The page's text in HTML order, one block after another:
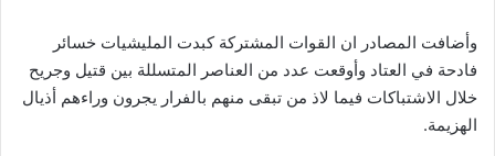
وأضافت المصادر ان القوات المشتركة كبدت المليشيات خسائر
فادحة في العتاد وأوقعت عدد من العناصر المتسللة بين قتيل وجريح
خلال الاشتباكات فيما لاذ من تبقى منهم بالفرار يجرون وراءهم أذيال
الهزيمة.